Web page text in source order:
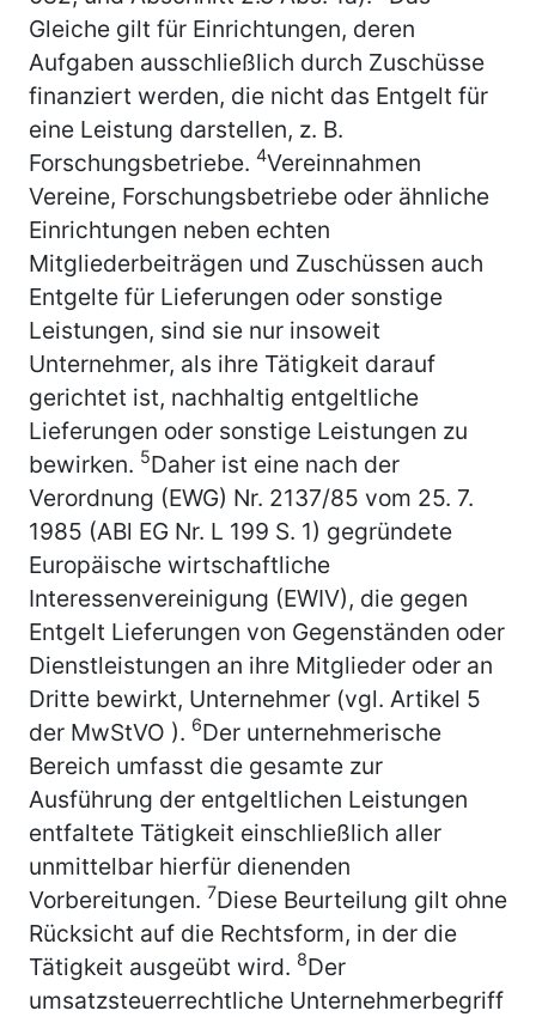
Gleiche gilt für Einrichtungen, deren
Aufgaben ausschließlich durch Zuschüsse
finanziert werden, die nicht das Entgelt für
eine Leistung darstellen, z. B.
Forschungsbetriebe. 4Vereinnahmen
Vereine, Forschungsbetriebe oder ähnliche
Einrichtungen neben echten
Mitgliederbeiträgen und Zuschüssen auch
Entgelte für Lieferungen oder sonstige
Leistungen, sind sie nur insoweit
Unternehmer, als ihre Tätigkeit darauf
gerichtet ist, nachhaltig entgeltliche
Lieferungen oder sonstige Leistungen zu
bewirken. 5Daher ist eine nach der
Verordnung (EWG) Nr. 2137/85 vom 25. 7.
1985 (ABl EG Nr. L 199 S. 1) gegründete
Europäische wirtschaftliche
Interessenvereinigung (EWIV), die gegen
Entgelt Lieferungen von Gegenständen oder
Dienstleistungen an ihre Mitglieder oder an
Dritte bewirkt, Unternehmer (vgl. Artikel 5
der MwStVO ). 6Der unternehmerische
Bereich umfasst die gesamte zur
Ausführung der entgeltlichen Leistungen
entfaltete Tätigkeit einschließlich aller
unmittelbar hierfür dienenden
Vorbereitungen. 7Diese Beurteilung gilt ohne
Rücksicht auf die Rechtsform, in der die
Tätigkeit ausgeübt wird. 8Der
umsatzsteuerrechtliche Unternehmerbegriff